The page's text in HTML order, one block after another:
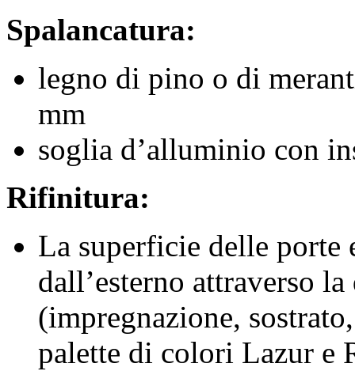
Spalancatura:
legno di pino o di
mm
soglia d’alluminio con
Rifinitura:
La superficie delle
dall’esterno attraverso
(impregnazione,
palette di colori Lazur e